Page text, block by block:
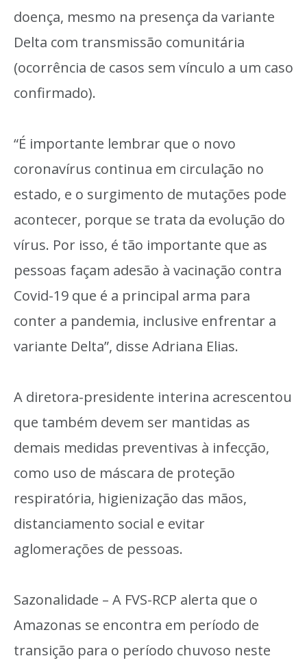
doença, mesmo na presença da variante
Delta com transmissão comunitária
(ocorrência de casos sem vínculo a um caso
confirmado).
“É importante lembrar que o novo
coronavírus continua em circulação no
estado, e o surgimento de mutações pode
acontecer, porque se trata da evolução do
vírus. Por isso, é tão importante que as
pessoas façam adesão à vacinação contra
Covid-19 que é a principal arma para
conter a pandemia, inclusive enfrentar a
variante Delta”, disse Adriana Elias.
A diretora-presidente interina acrescentou
que também devem ser mantidas as
demais medidas preventivas à infecção,
como uso de máscara de proteção
respiratória, higienização das mãos,
distanciamento social e evitar
aglomerações de pessoas.
Sazonalidade – A FVS-RCP alerta que o
Amazonas se encontra em período de
transição para o período chuvoso neste